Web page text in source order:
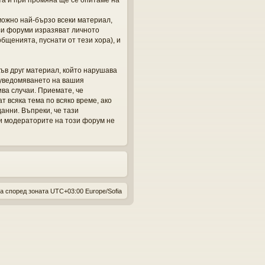
тг
ов
ор
най-бързо всеки материал,
форуми изразяват личното
пуснати от тези хора), и
друг материал, който нарушава
на вашия
случаи. Приемате, че
всяка тема по всяко време, ако
Въпреки, че тази
модераторите на този форум не
според зоната UTC+03:00 Europe/Sofia